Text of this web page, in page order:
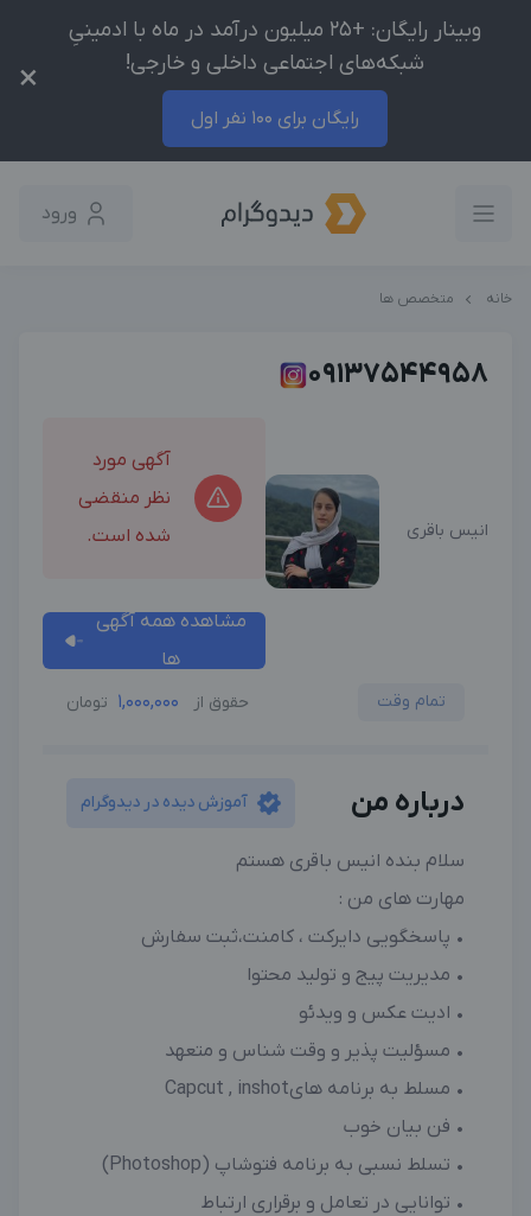
وبینار رایگان: +25 میلیون درآمد در ماه با ادمینیِ
شبکه‌های اجتماعی داخلی و خارجی!
رایگان برای 100 نفر اول
×
ورود
خانه متخصص ها
09137544958
انیس باقری
آگهی مورد
نظر منقضی
شده است.
مشاهده همه آگهی
ها
تمام وقت حقوق از 1,000,000 تومان
درباره من آموزش دیده در دیدوگرام
سلام بنده انیس باقری هستم
مهارت های من :
• پاسخگویی دایرکت ، کامنت،ثبت سفارش
• مدیریت پیج و تولید محتوا
• ادیت عکس و ویدئو
• مسؤلیت پذیر و وقت شناس و متعهد
• مسلط به برنامه هایCapcut , inshot
• فن بیان خوب
• تسلط نسبی به برنامه فتوشاپ (Photoshop)
• توانایی در تعامل و برقراری ارتباط